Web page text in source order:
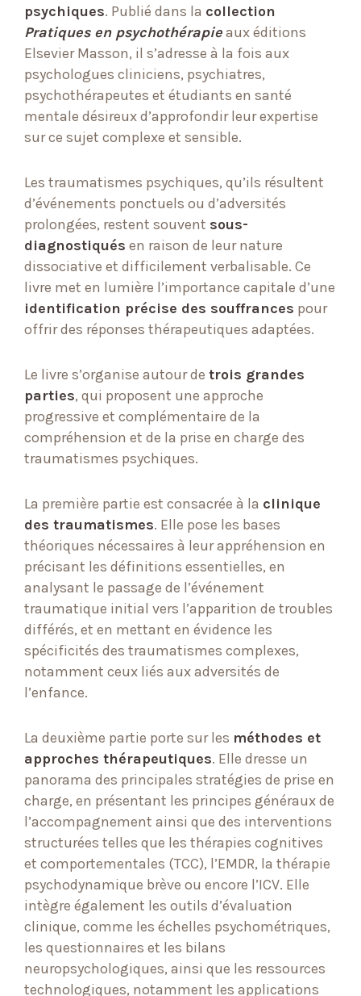
psychiques. Publié dans la collection
Pratiques en psychothérapieaux éditions
Elsevier Masson, il s’adresse à la fois aux
psychologues cliniciens, psychiatres,
psychothérapeutes et étudiants en santé
mentale désireux d’approfondir leur expertise
sur ce sujet complexe et sensible.
Les traumatismes psychiques, qu’ils résultent
d’événements ponctuels ou d’adversités
prolongées, restent souvent sous-
diagnostiqués en raison de leur nature
dissociative et difficilement verbalisable. Ce
livre met en lumière l’importance capitale d’une
identification précise des souffrances pour
offrir des réponses thérapeutiques adaptées.
Le livre s’organise autour de trois grandes
parties, qui proposent une approche
progressive et complémentaire de la
compréhension et de la prise en charge des
traumatismes psychiques.
La première partie est consacrée à la clinique
des traumatismes. Elle pose les bases
théoriques nécessaires à leur appréhension en
précisant les définitions essentielles, en
analysant le passage de l’événement
traumatique initial vers l’apparition de troubles
différés, et en mettant en évidence les
spécificités des traumatismes complexes,
notamment ceux liés aux adversités de
l’enfance.
La deuxième partie porte sur les méthodes et
approches thérapeutiques. Elle dresse un
panorama des principales stratégies de prise en
charge, en présentant les principes généraux de
l’accompagnement ainsi que des interventions
structurées telles que les thérapies cognitives
et comportementales (TCC), l’EMDR, la thérapie
psychodynamique brève ou encore l’ICV. Elle
intègre également les outils d’évaluation
clinique, comme les échelles psychométriques,
les questionnaires et les bilans
neuropsychologiques, ainsi que les ressources
technologiques, notamment les applications